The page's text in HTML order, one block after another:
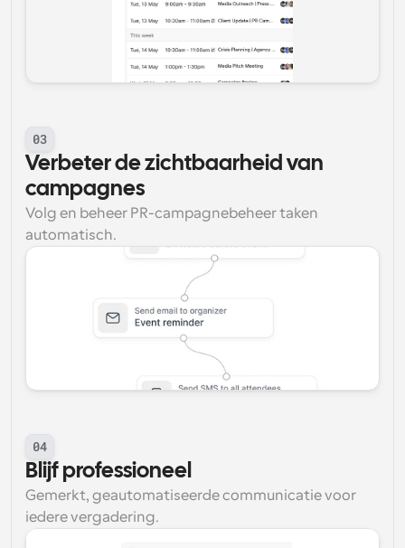
03
Verbeter de zichtbaarheid van
campagnes
Volg en beheer PR-campagnebeheer taken
automatisch.
04
Blijf professioneel
Gemerkt, geautomatiseerde communicatie voor
iedere vergadering.